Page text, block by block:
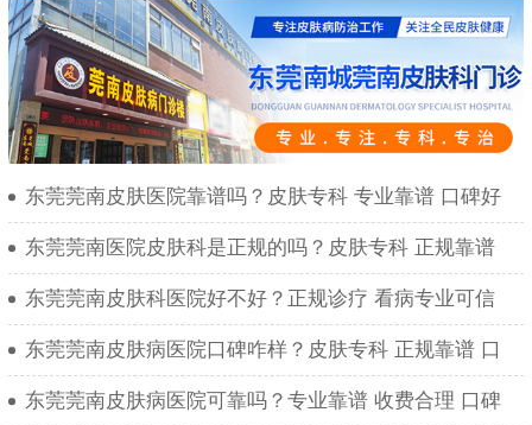
东莞莞南皮肤医院靠谱吗？皮肤专科 专业靠谱 口碑好
东莞莞南医院皮肤科是正规的吗？皮肤专科 正规靠谱
东莞莞南皮肤科医院好不好？正规诊疗 看病专业可信
东莞莞南皮肤病医院口碑咋样？皮肤专科 正规靠谱 口
东莞莞南皮肤病医院可靠吗？专业靠谱 收费合理 口碑